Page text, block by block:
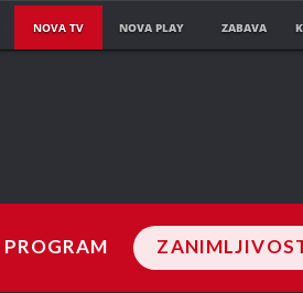
NOVA TV NOVA PLAY ZABAVA
PROGRAM